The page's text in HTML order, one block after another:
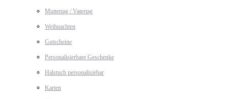
Muttertag / Vatertag
Weihnachten
Gutscheine
Personalisierbare Geschenke
Halstuch personalisiebar
Karten